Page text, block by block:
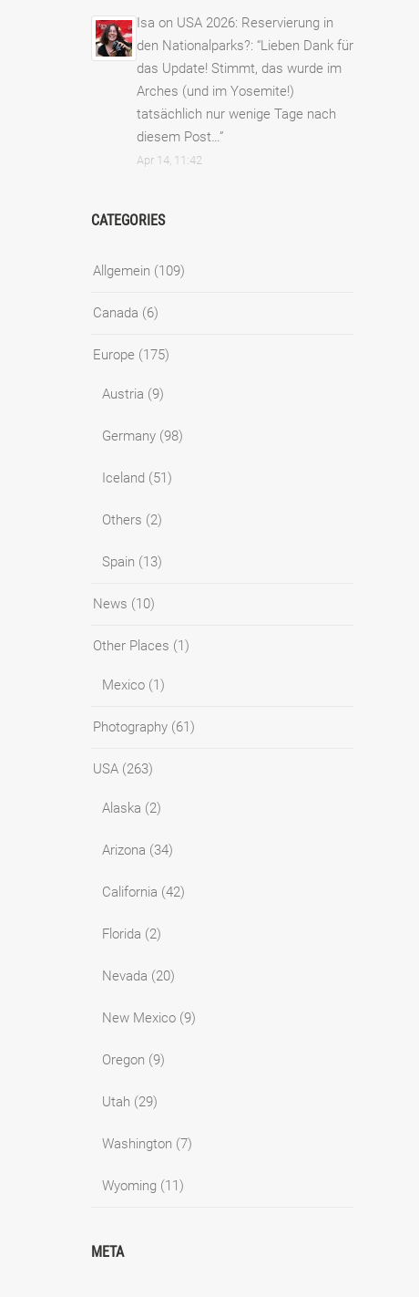
Isa on USA 2026: Reservierung in
den Nationalparks?: “Lieben Dank für
das Update! Stimmt, das wurde im
Arches (und im Yosemite!)
tatsächlich nur wenige Tage nach
diesem Post…”
Apr 14, 11:42
CATEGORIES
Allgemein (109)
Canada (6)
Europe (175)
Austria (9)
Germany (98)
Iceland (51)
Others (2)
Spain (13)
News (10)
Other Places (1)
Mexico (1)
Photography (61)
USA (263)
Alaska (2)
Arizona (34)
California (42)
Florida (2)
Nevada (20)
New Mexico (9)
Oregon (9)
Utah (29)
Washington (7)
Wyoming (11)
META